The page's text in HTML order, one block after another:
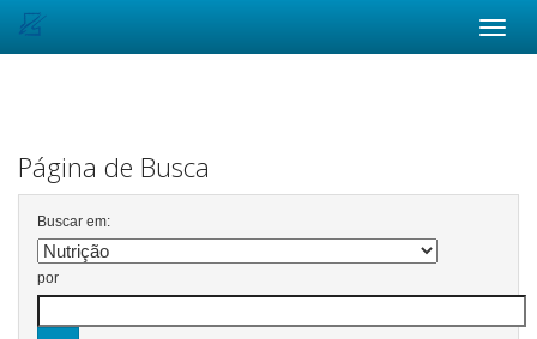
Página de Busca
Buscar em:
por